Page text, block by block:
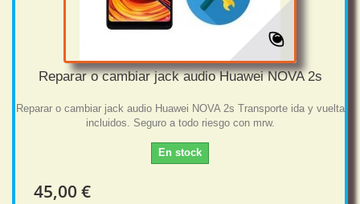
Reparar o cambiar jack audio Huawei NOVA 2s
Reparar o cambiar jack audio Huawei NOVA 2s Transporte ida y vuelta
incluidos. Seguro a todo riesgo con mrw.
En stock
45,00 €